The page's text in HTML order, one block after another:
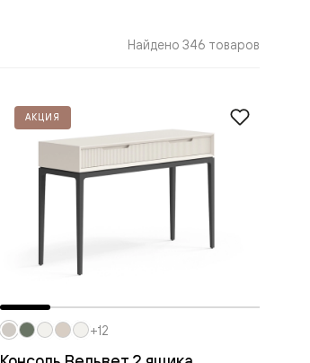
Найдено 346 товаров
АКЦИЯ
+12